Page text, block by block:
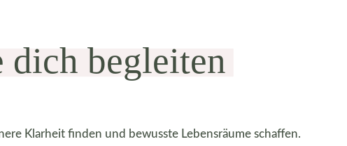
dich begleiten
Klarheit finden und bewusste Lebensräume schaffen.